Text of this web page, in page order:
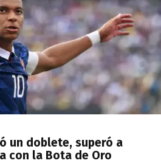
un doblete, superó a
con la Bota de Oro